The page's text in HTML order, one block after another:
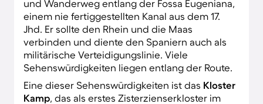
und Wanderweg entlang der Fossa Eugeniana,
einem nie fertiggestellten Kanal aus dem 17.
Jhd. Er sollte den Rhein und die Maas
verbinden und diente den Spaniern auch als
militärische Verteidigungslinie. Viele
Sehenswürdigkeiten liegen entlang der Route.
Eine dieser Sehenswürdigkeiten ist das Kloster
Kamp, das als erstes Zisterzienserkloster im